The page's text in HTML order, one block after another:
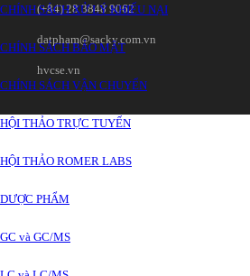
CHÍNH SÁCH XỬ LÝ KHIẾU NẠI
CHÍNH SÁCH BẢO MẬT
CHÍNH SÁCH VẬN CHUYỂN
HỘI THẢO TRỰC TUYẾN
HỘI THẢO ROMER LABS
DƯỢC PHẨM
GC và GC/MS
(+84) 28 3848 9062
datpham@sacky.com.vn
hvcse.vn